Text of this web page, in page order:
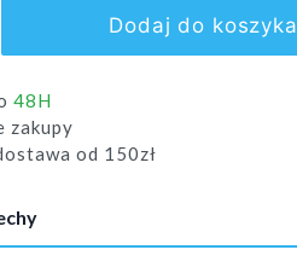
Dodaj do koszyka
48H
zakupy
od 150zł